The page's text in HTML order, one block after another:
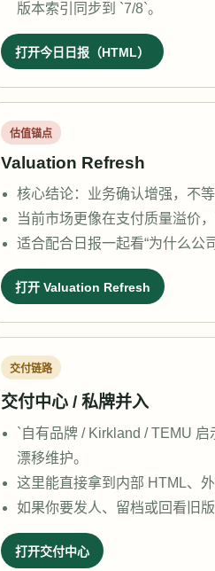
版本索引同步到 `7/8`。
打开今日日报（HTML）
估值锚点
Valuation Refresh
核心结论：业务确认增强，不
当前市场更像在支付质量溢价
适合配合日报一起看“为什么公
打开 Valuation Refresh
交付链路
交付中心 / 私牌并入
`自有品牌 / Kirkland / TEMU
漂移维护。
这里能直接拿到内部 HTML、
如果你要发人、留档或回看旧
打开交付中心